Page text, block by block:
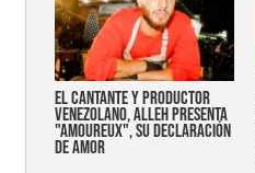
EL CANTANTE Y PRODUCTOR
VENEZOLANO, ALLEH PRESENTA
"AMOUREUX", SU DECLARACIÓN
DE AMOR